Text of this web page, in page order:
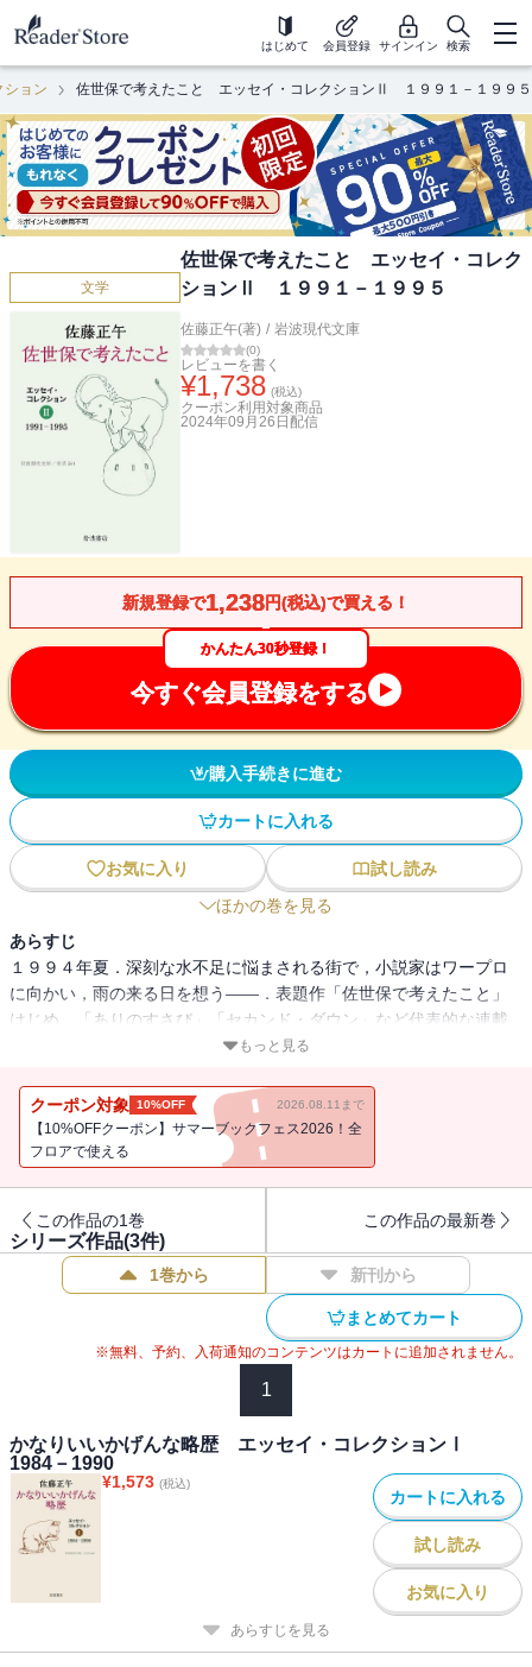
はじめて 会員登録 サインイン 検索
ション 佐世保で考えたこと エッセイ・コレクションⅡ １９９１－１９９５
文学
佐世保で考えたこと エッセイ・コレク
ションⅡ １９９１－１９９５
佐藤正午(著) / 岩波現代文庫
(0)
レビューを書く
¥1,738 (税込)
クーポン利用対象商品
2024年09月26日 配信
新規登録で1,238円(税込)で買える！
かんたん30秒登録！
今すぐ会員登録をする
購入手続きに進む
カートに入れる
お気に入り
試し読み
ほかの巻を見る
あらすじ
１９９４年夏．深刻な水不足に悩まされる街で，小説家はワープロ
に向かい，雨の来る日を想う――．表題作「佐世保で考えたこと」
はじめ，「ありのすさび」「セカンド・ダウン」など代表的な連載
エッセイ群を収録．「十七歳」「叔父さんの恋」など，美しい短編
もっと見る
クーポン対象 10%OFF 2026.08.11まで
【10%OFFクーポン】サマーブックフェス2026！全
フロアで使える
この作品の1巻 この作品の最新巻
シリーズ作品(3件)
1巻から 新刊から
まとめてカート
※無料、予約、入荷通知のコンテンツはカートに追加されません。
1
かなりいいかげんな略歴 エッセイ・コレクションⅠ
1984－1990
¥1,573 (税込)
カートに入れる
試し読み
お気に入り
あらすじを見る